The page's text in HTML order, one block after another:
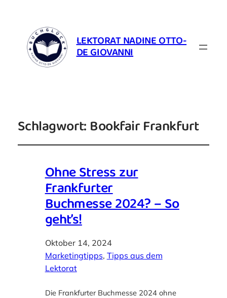
LEKTORAT NADINE OTTO-
DE GIOVANNI
Schlagwort:Bookfair Frankfurt
Ohne Stress zur
Frankfurter
Buchmesse 2024? – So
geht’s!
Oktober 14, 2024
Marketingtipps, Tipps aus dem
Lektorat
Die Frankfurter Buchmesse 2024 ohne